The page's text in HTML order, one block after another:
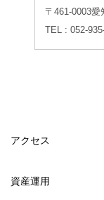
〒461-0003
TEL : 052-
アクセス
資産運用